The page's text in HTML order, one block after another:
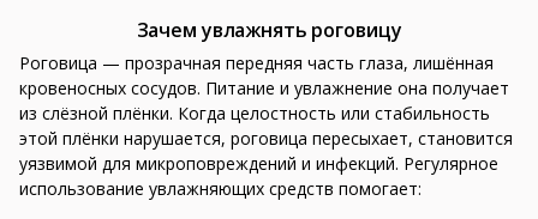
Зачем увлажнять роговицу
Роговица — прозрачная передняя часть глаза, лишённая
кровеносных сосудов. Питание и увлажнение она получает
из слёзной плёнки. Когда целостность или стабильность
этой плёнки нарушается, роговица пересыхает, становится
уязвимой для микроповреждений и инфекций. Регулярное
использование увлажняющих средств помогает: